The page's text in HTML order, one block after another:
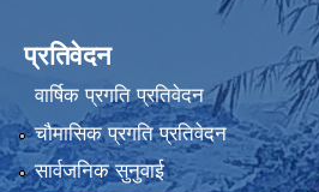
प्रतिवेदन
वार्षिक प्रगति प्रतिवेदन
चौमासिक प्रगति प्रतिवेदन
सार्वजनिक सुनुवाई